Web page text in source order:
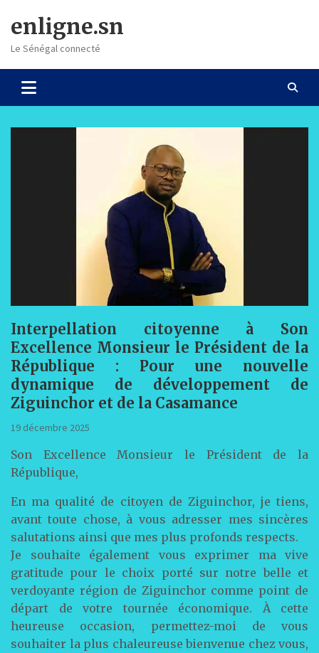
content
enligne.sn
Le Sénégal connecté
Interpellation citoyenne à Son
Excellence Monsieur le Président de la
République : Pour une nouvelle
dynamique de développement de
Ziguinchor et de la Casamance
19 décembre 2025
Son Excellence Monsieur le Président de la
République,
En ma qualité de citoyen de Ziguinchor, je tiens,
avant toute chose, à vous adresser mes sincères
salutations ainsi que mes plus profonds respects.
Je souhaite également vous exprimer ma vive
gratitude pour le choix porté sur notre belle et
verdoyante région de Ziguinchor comme point de
départ de votre tournée économique. À cette
heureuse occasion, permettez-moi de vous
souhaiter la plus chaleureuse bienvenue chez vous,